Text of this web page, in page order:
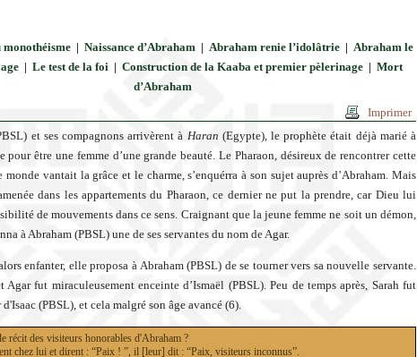
| Naissance d’Abraham | Abraham renie l’idolâtrie | Abraham le
| Le test de la foi| Construction de la Kaaba et premier pèlerinage| Mort
d’Abraham
Imprimer
et ses compagnons arrivèrent à Haran (Egypte), le prophète était déjà marié à
pour être une femme d’une grande beauté. Le Pharaon, désireux de rencontrer cette
vantait la grâce et le charme, s’enquérra à son sujet auprès d’Abraham. Mais
dans les appartements du Pharaon, ce dernier ne put la prendre, car Dieu lui
de mouvements dans ce sens. Craignant que la jeune femme ne soit un démon,
à Abraham (PBSL) une de ses servantes du nom de Agar.
enfanter, elle proposa à Abraham (PBSL) de se tourner vers sa nouvelle servante.
fut miraculeusement enceinte d’Ismaël (PBSL). Peu de temps après, Sarah fut
(PBSL), et cela malgré son âge avancé (6).
récit des visiteurs honorables d'Abraham ?
chez lui et dirent : “Paix ! ”, il [leur] dit : “Paix, visiteurs inconnus”.